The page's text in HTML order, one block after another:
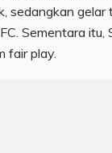
sedangkan gelar
Sementara itu,
fair play.